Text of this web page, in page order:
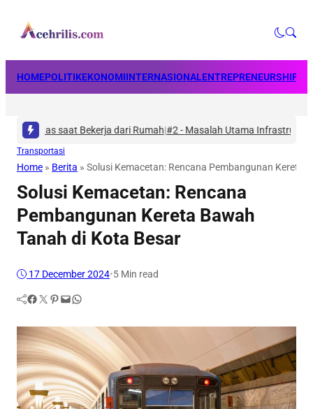
HOMEPOLITIKEKONOMIINTERNASIONALENTREPRENEURSHIP
saat Bekerja dari Rumah|#2 -Masalah Utama Infrastruktur
Transportasi
Home » Berita » Solusi Kemacetan: Rencana Pembangunan Kereta
Solusi Kemacetan: Rencana
Pembangunan Kereta Bawah
Tanah di Kota Besar
17 December 2024•5 Min read
Facebook Twitter Pinterest Mail WhatsApp